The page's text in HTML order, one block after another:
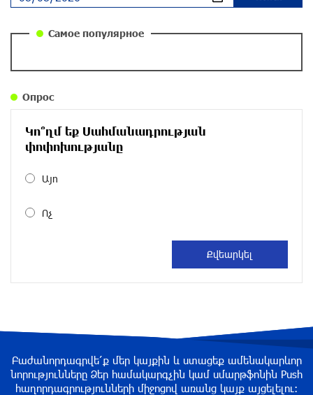
повестка дня? «Паст»
около одного месяца назад
Размик Марукян стал обладателем бронзовой
избежать энергодефицита в Армении: Алексей
около одного месяца назад
На автодороге Ереван-Севан произошел
Самое популярное
Опрос
Կո՞ղմ եք Սահմանադրության
փոփոխությանը
Այո
Ոչ
Բաժանորդագրվե՛ք մեր կայքին և ստացեք ամենակարևոր
նորությունները Ձեր համակարգչին կամ սմարթֆոնին Push
հաղորդագրությունների միջոցով առանց կայք այցելելու։